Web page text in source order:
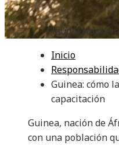
Claudia
Inicio
Guinea: cómo
capacitación
Guinea, nación de
con una población